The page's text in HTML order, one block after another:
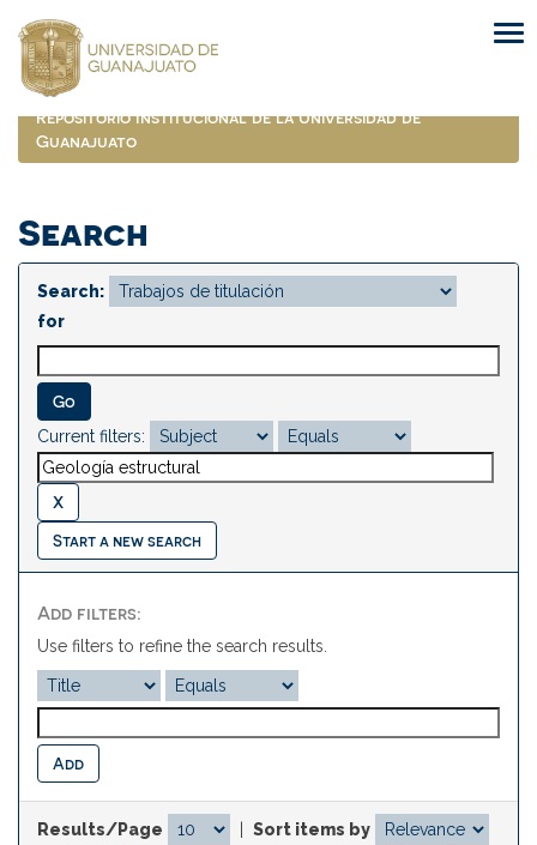
navigation
Repositorio Institucional de la Universidad de
Guanajuato
Search
Search:
for
Current filters:
Start a new search
Add filters:
Use filters to refine the search results.
Results/Page
Sort items by